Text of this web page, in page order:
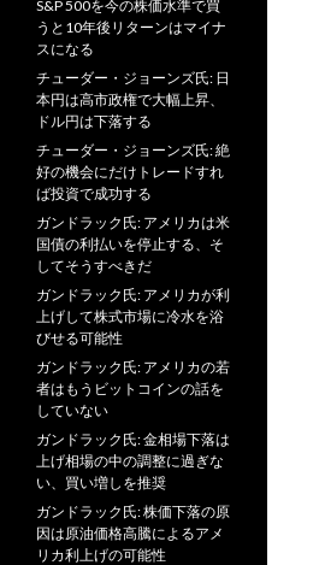
S&P 500を今の株価水準で買
うと10年後リターンはマイナ
スになる
チューダー・ジョーンズ氏: 日
本円は高市政権で大幅上昇、
ドル円は下落する
チューダー・ジョーンズ氏: 絶
好の機会にだけトレードすれ
ば投資で成功する
ガンドラック氏: アメリカは米
国債の利払いを停止する、そ
してそうすべきだ
ガンドラック氏: アメリカが利
上げして株式市場に冷水を浴
びせる可能性
ガンドラック氏: アメリカの若
者はもうビットコインの話を
していない
ガンドラック氏: 金相場下落は
上げ相場の中の調整に過ぎな
い、買い増しを推奨
ガンドラック氏: 株価下落の原
因は原油価格高騰によるアメ
リカ利上げの可能性